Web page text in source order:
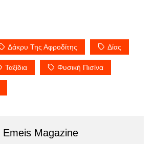
Δάκρυ Της Αφροδίτης Δίας
Ταξίδια Φυσική Πισίνα
Emeis Magazine